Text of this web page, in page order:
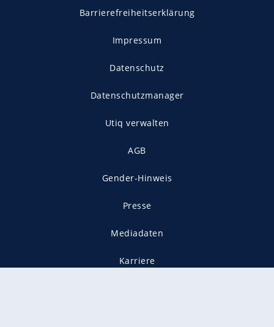
Barrierefreiheitserklärung
Impressum
Datenschutz
Datenschutzmanager
Utiq verwalten
AGB
Gender-Hinweis
Presse
Mediadaten
Karriere